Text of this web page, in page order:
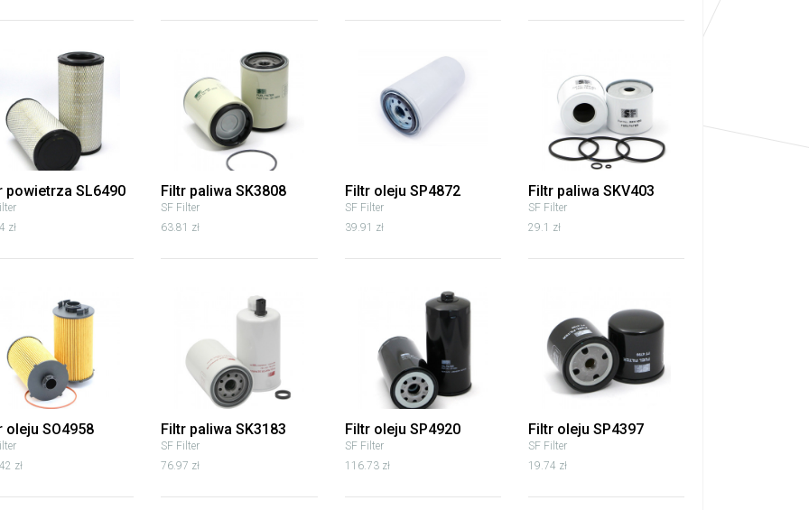
powietrza SL6490
zł
Filtr paliwa SK3808
SF Filter
63.81 zł
Filtr oleju SP4872
SF Filter
39.91 zł
Filtr paliwa SKV403
SF Filter
29.1 zł
oleju SO4958
zł
Filtr paliwa SK3183
SF Filter
76.97 zł
Filtr oleju SP4920
SF Filter
116.73 zł
Filtr oleju SP4397
SF Filter
19.74 zł